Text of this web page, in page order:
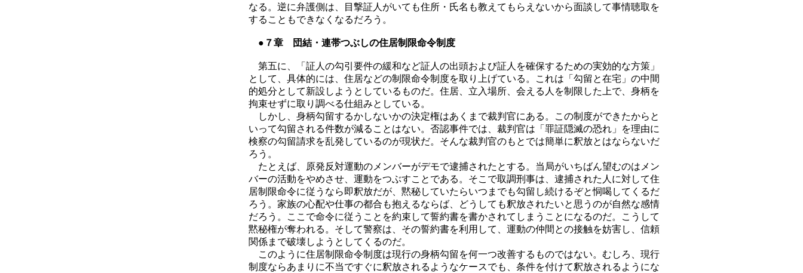
なる。逆に弁護側は、目撃証人がいても住所・氏名も教えてもらえないから面談して事情聴取を
することもできなくなるだろう。
●７章 団結・連帯つぶしの住居制限命令制度
第五に、「証人の勾引要件の緩和など証人の出頭および証人を確保するための実効的な方策」
として、具体的には、住居などの制限命令制度を取り上げている。これは「勾留と在宅」の中間
的処分として新設しようとしているものだ。住居、立入場所、会える人を制限した上で、身柄を
拘束せずに取り調べる仕組みとしている。
しかし、身柄勾留するかしないかの決定権はあくまで裁判官にある。この制度ができたからと
いって勾留される件数が減ることはない。否認事件では、裁判官は「罪証隠滅の恐れ」を理由に
検察の勾留請求を乱発しているのが現状だ。そんな裁判官のもとでは簡単に釈放とはならないだ
ろう。
たとえば、原発反対運動のメンバーがデモで逮捕されたとする。当局がいちばん望むのはメン
バーの活動をやめさせ、運動をつぶすことである。そこで取調刑事は、逮捕された人に対して住
居制限命令に従うなら即釈放だが、黙秘していたらいつまでも勾留し続けるぞと恫喝してくるだ
ろう。家族の心配や仕事の都合も抱えるならば、どうしても釈放されたいと思うのが自然な感情
だろう。ここで命令に従うことを約束して誓約書を書かされてしまうことになるのだ。こうして
黙秘権が奪われる。そして警察は、その誓約書を利用して、運動の仲間との接触を妨害し、信頼
関係まで破壊しようとしてくるのだ。
このように住居制限命令制度は現行の身柄勾留を何一つ改善するものではない。むしろ、現行
制度ならあまりに不当ですぐに釈放されるようなケースでも、条件を付けて釈放されるようにな